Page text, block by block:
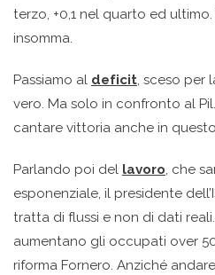
terzo, +0,1 nel quarto ed
insomma.
Passiamo al deficit, sceso per
vero. Ma solo in confronto al
cantare vittoria anche in
Parlando poi del lavoro, che
esponenziale, il presidente
tratta di flussi e non di dati
aumentano gli occupati over
riforma Fornero. Anziché